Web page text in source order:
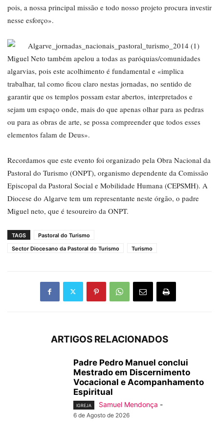
pois, a nossa principal missão e todo nosso projeto procura investir
nesse esforço».
Miguel Neto também apelou a todas as paróquias/comunidades
algarvias, pois este acolhimento é fundamental e «implica
trabalhar, tal como ficou claro nestas jornadas, no sentido de
garantir que os templos possam estar abertos, interpretados e
sejam um espaço onde, mais do que apenas olhar para as pedras
ou para as obras de arte, se possa compreender que todos esses
elementos falam de Deus».
Recordamos que este evento foi organizado pela Obra Nacional da
Pastoral do Turismo (ONPT), organismo dependente da Comissão
Episcopal da Pastoral Social e Mobilidade Humana (CEPSMH). A
Diocese do Algarve tem um representante neste órgão, o padre
Miguel neto, que é tesoureiro da ONPT.
TAGS
Pastoral do Turismo
Sector Diocesano da Pastoral do Turismo
Turismo
ARTIGOS RELACIONADOS
Padre Pedro Manuel conclui
Mestrado em Discernimento
Vocacional e Acompanhamento
Espiritual
IGREJA Samuel Mendonça -
6 de Agosto de 2026